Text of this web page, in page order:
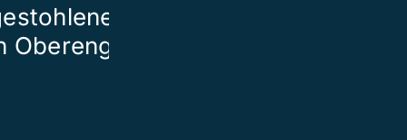
Motorrad
Oberengstringen